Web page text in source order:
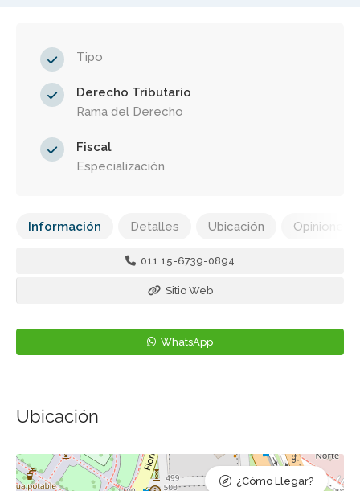
Tipo
Derecho Tributario
Rama del Derecho
Fiscal
Especialización
Información Detalles Ubicación Opiniones
011 15-6739-0894
Sitio Web
WhatsApp
Ubicación
¿Cómo Llegar?